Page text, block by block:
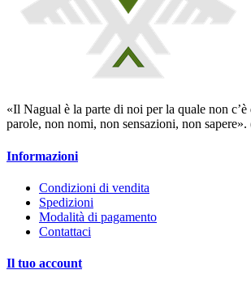
«Il Nagual è la parte di noi per la quale non
parole, non nomi, non sensazioni, non
Informazioni
Condizioni di vendita
Spedizioni
Modalità di pagamento
Contattaci
Il tuo account